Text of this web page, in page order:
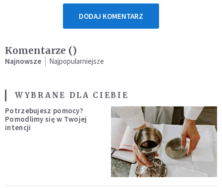
DODAJ KOMENTARZ
Komentarze ()
Najnowsze Najpopularniejsze
WYBRANE DLA CIEBIE
Potrzebujesz pomocy?
Pomodlimy się w Twojej
intencji